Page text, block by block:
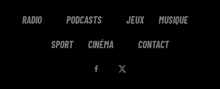
RADIO PODCASTS JEUX MUSIQUE
SPORT CINÉMA CONTACT